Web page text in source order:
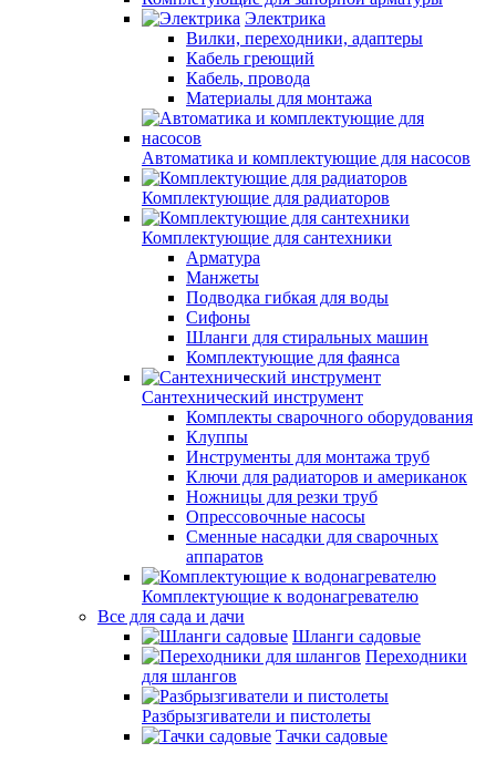
Электрика
Вилки, переходники, адаптеры
Кабель греющий
Кабель, провода
Материалы для монтажа
Автоматика и комплектующие для насосов
Комплектующие для радиаторов
Комплектующие для сантехники
Арматура
Манжеты
Подводка гибкая для воды
Сифоны
Шланги для стиральных машин
Комплектующие для фаянса
Сантехнический инструмент
Комплекты сварочного оборудования
Клуппы
Инструменты для монтажа труб
Ключи для радиаторов и американок
Ножницы для резки труб
Опрессовочные насосы
Сменные насадки для сварочных
аппаратов
Комплектующие к водонагревателю
Все для сада и дачи
Шланги садовые
Переходники
для шлангов
Разбрызгиватели и пистолеты
Тачки садовые